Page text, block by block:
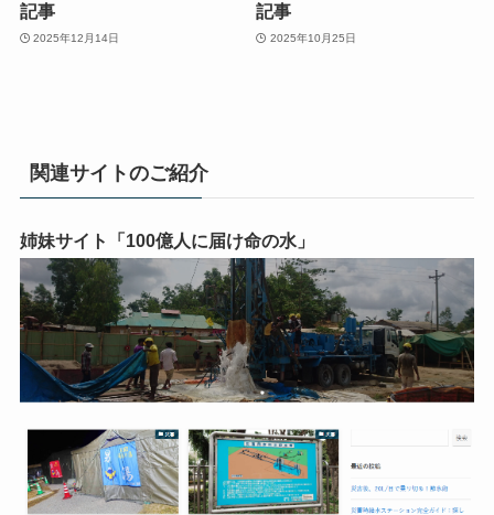
記事
2025年12月14日
記事
2025年10月25日
関連サイトのご紹介
姉妹サイト「100億人に届け命の水」